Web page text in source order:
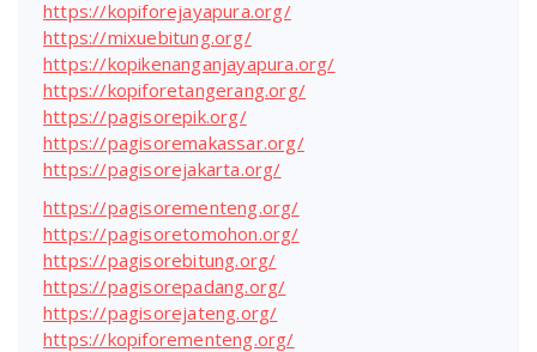
https://kopiforejayapura.org/
https://mixuebitung.org/
https://kopikenanganjayapura.org/
https://kopiforetangerang.org/
https://pagisorepik.org/
https://pagisoremakassar.org/
https://pagisorejakarta.org/
https://pagisorementeng.org/
https://pagisoretomohon.org/
https://pagisorebitung.org/
https://pagisorepadang.org/
https://pagisorejateng.org/
https://kopiforementeng.org/